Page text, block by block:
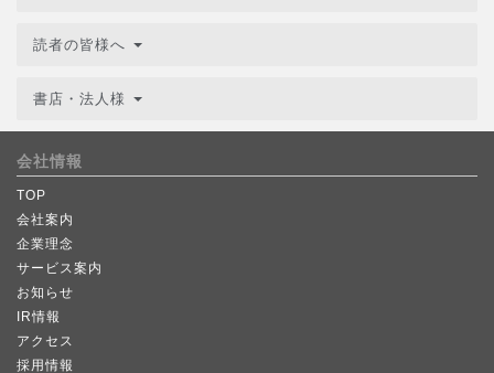
読者の皆様へ
書店・法人様
会社情報
TOP
会社案内
企業理念
サービス案内
お知らせ
IR情報
アクセス
採用情報